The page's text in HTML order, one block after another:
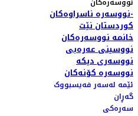
نووسەرە ناسراوەکان-
کوردستان نێت
خانمە نووسەرەکان
نووسینی عەرەبی
نووسەری دیکە
نووسەرە کۆنەکان
ئێمە لەسەر فەیسبووک
گەڕان
سەرەکی